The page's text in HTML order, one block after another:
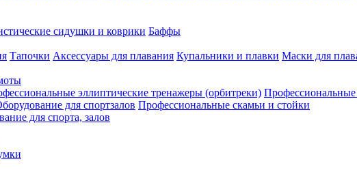
сидушки и коврики Баффы
Тапочки Аксессуары для плавания Купальники и плавки Маски для
эллиптические тренажеры (орбитреки)
для спортзалов Профессиональные скамьи и стойки
для спорта, залов